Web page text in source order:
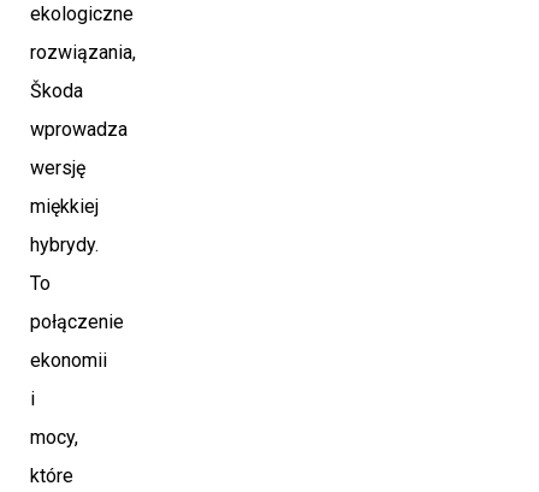
ekologiczne
rozwiązania,
Škoda
wprowadza
wersję
miękkiej
hybrydy.
To
połączenie
ekonomii
i
mocy,
które